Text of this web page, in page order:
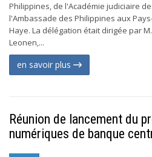
Philippines, de l'Académie judiciaire
l'Ambassade des Philippines aux
Haye. La délégation était dirigée par
Leonen,...
en savoir plus
Réunion de lancement du
numériques de banque